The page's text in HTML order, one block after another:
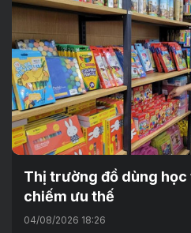
Thị trường đồ dùng học
chiếm ưu thế
04/08/2026 18:26